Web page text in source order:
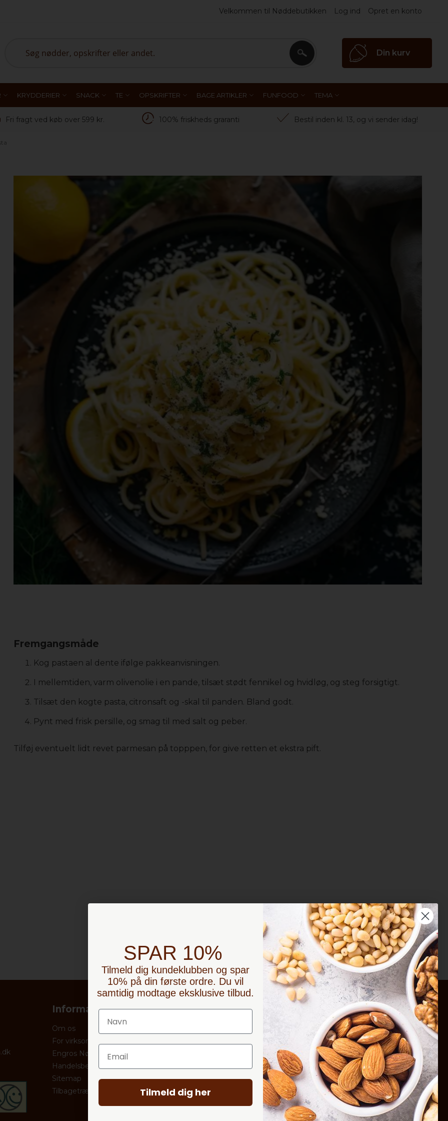
Velkommen til Nøddebutikken Opret en konto
Log ind
Din kurv
Search Search
KRYDDERIER SNACK TE OPSKRIFTER BAGE ARTIKLER FUNFOOD TEMA
Fri fragt ved køb over 599 kr. 100% friskheds graranti Bestil inden kl. 13, og vi sender idag!
Fremgangsmåde
Kog pastaen al dente ifølge pakkeanvisningen.
I mellemtiden, varm olivenolie i en pande, tilsæt stødt fennikel og hvidløg, og steg forsigtigt.
Tilsæt den kogte pasta, citronsaft og -skal til panden. Bland godt.
Pynt med frisk persille, og smag til med salt og peber.
Tilføj eventuelt lidt revet parmesan på topppen, for give retten et ekstra pift.
Tilmeld nyhedsbrev
Tilmeld
Information
Om os
For virksomheder
Engros Nøddebutikken
Handelsbetingelser
Sitemap
Tilbagetrækninger
Kundeservice
SPAR 10%
Tilmeld dig kundeklubben og spar
10% på din første ordre. Du vil
samtidig modtage eksklusive tilbud.
Email
Tilmeld dig her